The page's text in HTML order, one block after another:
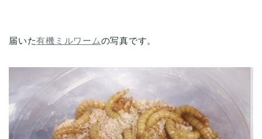
届いた有機 ミルワームの写真です。